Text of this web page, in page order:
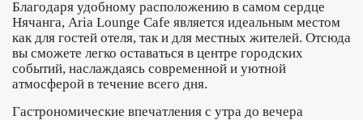
Благодаря удобному расположению в самом сердце
Нячанга, Aria Lounge Cafe является идеальным местом
как для гостей отеля, так и для местных жителей. Отсюда
вы сможете легко оставаться в центре городских
событий, наслаждаясь современной и уютной
атмосферой в течение всего дня.
Гастрономические впечатления с утра до вечера